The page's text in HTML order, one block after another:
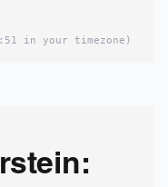
in your timezone)